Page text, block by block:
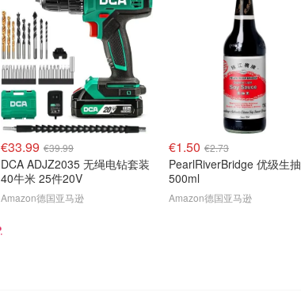
€33.99 €39.99
DCA ADJZ2035 无绳电钻套装
40牛米 25件20V
Amazon德国亚马逊
€1.50 €2.73
PearlRiverBridge 优级生抽
500ml
Amazon德国亚马逊